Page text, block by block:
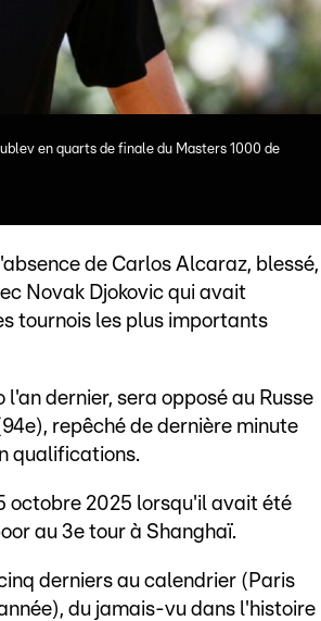
en quarts de finale du Masters 1000 de
de Carlos Alcaraz, blessé,
Novak Djokovic qui avait
tournois les plus importants
dernier, sera opposé au Russe
repêché de dernière minute
qualifications.
octobre 2025 lorsqu'il avait été
au 3e tour à Shanghaï.
derniers au calendrier (Paris
du jamais-vu dans l'histoire